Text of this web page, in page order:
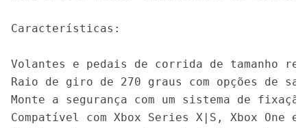
Características:
Volantes e pedais de corrida de tamanho
Raio de giro de 270 graus com opções de
Monte a segurança com um sistema de
Compatível com Xbox Series X|S, Xbox One e